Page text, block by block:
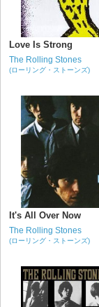
Love Is Strong
The Rolling Stones
(ローリング・ストーンズ)
It's All Over Now
The Rolling Stones
(ローリング・ストーンズ)